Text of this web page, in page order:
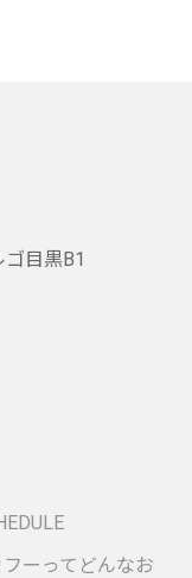
目黒B1
フーってどんなお